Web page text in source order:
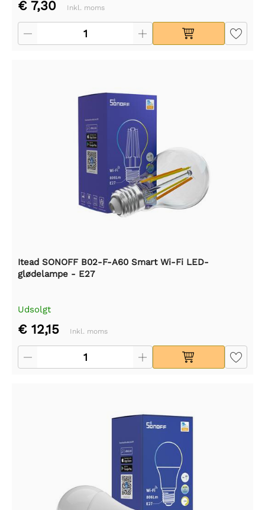
€ 7,30 Inkl. moms
Itead SONOFF B02-F-A60 Smart Wi-Fi LED-
glødelampe - E27
Udsolgt
€ 12,15 Inkl. moms